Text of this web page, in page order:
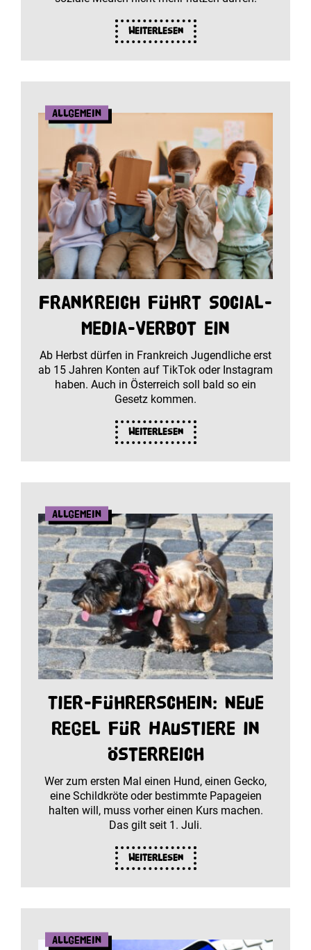
Weiterlesen
Allgemein
Frankreich führt Social-
Media-Verbot ein
Ab Herbst dürfen in Frankreich Jugendliche erst
ab 15 Jahren Konten auf TikTok oder Instagram
haben. Auch in Österreich soll bald so ein
Gesetz kommen.
Weiterlesen
Allgemein
Tier-Führerschein: Neue
Regel für Haustiere in
Österreich
Wer zum ersten Mal einen Hund, einen Gecko,
eine Schildkröte oder bestimmte Papageien
halten will, muss vorher einen Kurs machen.
Das gilt seit 1. Juli.
Weiterlesen
Allgemein